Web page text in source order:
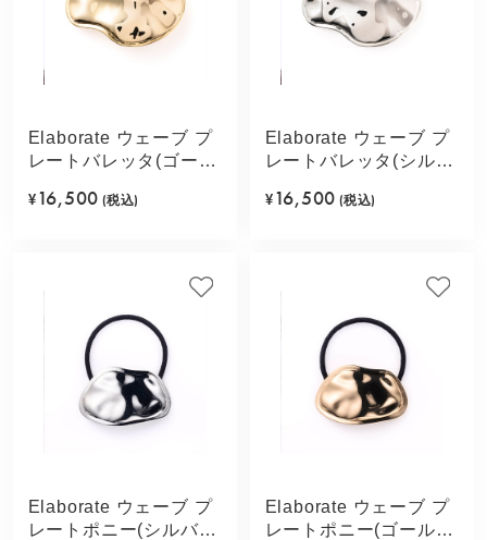
Elaborate ウェーブ プ
レートバレッタ(ゴール
¥ 16,500 (税込)
Elaborate ウェーブ プ
レートバレッタ(シルバ
¥ 16,500 (税込)
Elaborate ウェーブ プ
レートポニー(シルバー
Elaborate ウェーブ プ
レートポニー(ゴールド